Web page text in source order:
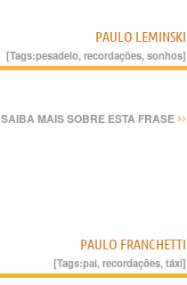
PAULO LEMINSKI
[Tags:pesadelo,recordações,sonhos]
SAIBA MAIS SOBRE ESTA FRASE ››
PAULO FRANCHETTI
[Tags:pai,recordações,táxi]